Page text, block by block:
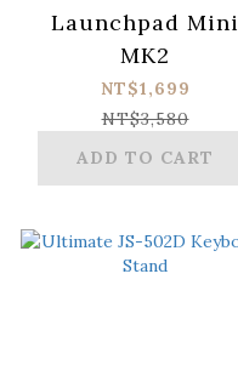
Launchpad Mini
MK2
NT$1,699
NT$3,580
ADD TO CART